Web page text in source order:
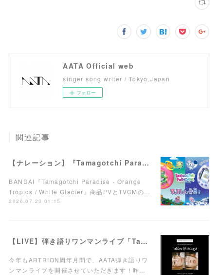
AATA Official web
singer song writer / Tokyo,Japan
フォロー
関連記事
【ナレーション】『Tamagotchi Paradise - Orange Tropics / White Glacier』商品PV／TVCM
BANDAI『Tamagotchi Paradise - Orange
Tropics / White Glacier』商品PVとTVCMの…
2026.07.23 01:15
【LIVE】弾き語りワンマンライブ「Take it easy!」7/15(水)西荻窪ARTRIONにて開催！
今年もARTRION周年月間で、AATA弾き語りワ
ンマンライブを開催させていただきます！昨…